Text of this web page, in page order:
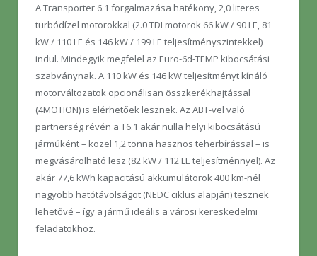
A Transporter 6.1 forgalmazása hatékony, 2,0 literes
turbódízel motorokkal (2.0 TDI motorok 66 kW / 90 LE, 81
kW / 110 LE és 146 kW / 199 LE teljesítményszintekkel)
indul. Mindegyik megfelel az Euro-6d-TEMP kibocsátási
szabványnak. A 110 kW és 146 kW teljesítményt kínáló
motorváltozatok opcionálisan összkerékhajtással
(4MOTION) is elérhetőek lesznek. Az ABT-vel való
partnerség révén a T6.1 akár nulla helyi kibocsátású
járműként – közel 1,2 tonna hasznos teherbírással – is
megvásárolható lesz (82 kW / 112 LE teljesítménnyel). Az
akár 77,6 kWh kapacitású akkumulátorok 400 km-nél
nagyobb hatótávolságot (NEDC ciklus alapján) tesznek
lehetővé – így a jármű ideális a városi kereskedelmi
feladatokhoz.